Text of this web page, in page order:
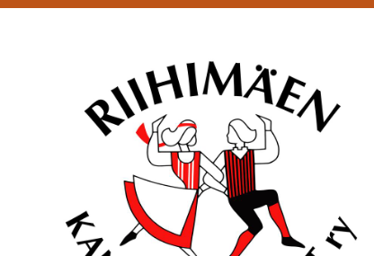
Riihimäen Kansantanssijat ry